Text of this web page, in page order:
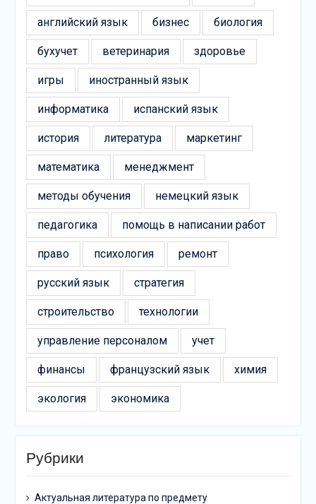
английский язык бизнес биология
бухучет ветеринария здоровье
игры иностранный язык
информатика испанский язык
история литература маркетинг
математика менеджмент
методы обучения немецкий язык
педагогика помощь в написании работ
право психология ремонт
русский язык стратегия
строительство технологии
управление персоналом учет
финансы французский язык химия
экология экономика
Рубрики
Актуальная литература по предмету